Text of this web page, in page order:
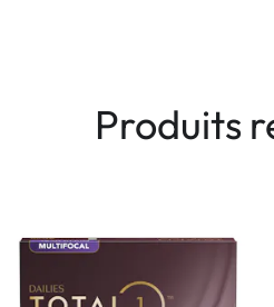
Produits